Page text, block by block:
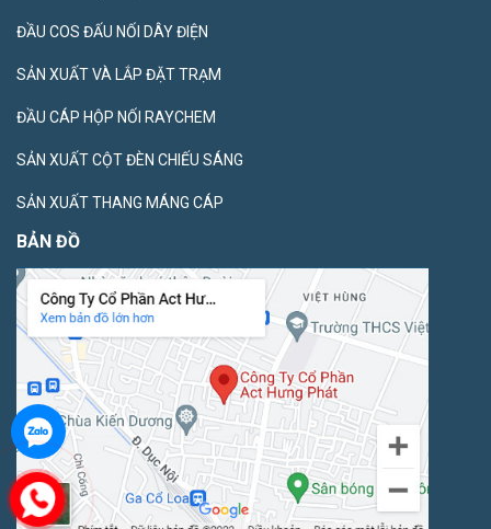
ĐẦU COS ĐẤU NỐI DÂY ĐIỆN
SẢN XUẤT VÀ LẮP ĐẶT TRẠM
ĐẦU CÁP HỘP NỐI RAYCHEM
SẢN XUẤT CỘT ĐÈN CHIẾU SÁNG
SẢN XUẤT THANG MÁNG CÁP
BẢN ĐỒ